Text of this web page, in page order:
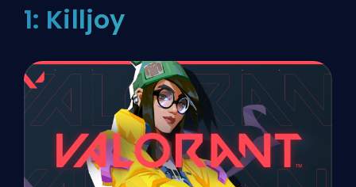
1: Killjoy